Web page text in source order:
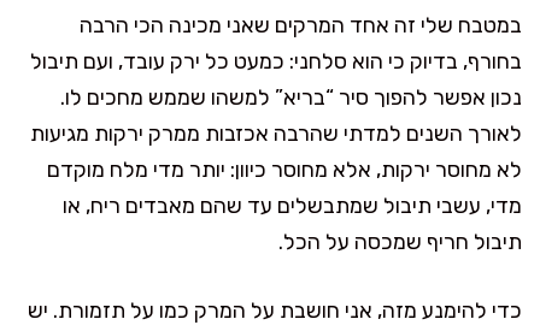
במטבח שלי זה אחד המרקים שאני מכינה הכי הרבה
בחורף, בדיוק כי הוא סלחני: כמעט כל ירק עובד, ועם תיבול
נכון אפשר להפוך סיר “בריא” למשהו שממש מחכים לו.
לאורך השנים למדתי שהרבה אכזבות ממרק ירקות מגיעות
לא מחוסר ירקות, אלא מחוסר כיוון: יותר מדי מלח מוקדם
מדי, עשבי תיבול שמתבשלים עד שהם מאבדים ריח, או
תיבול חריף שמכסה על הכל.
כדי להימנע מזה, אני חושבת על המרק כמו על תזמורת. יש